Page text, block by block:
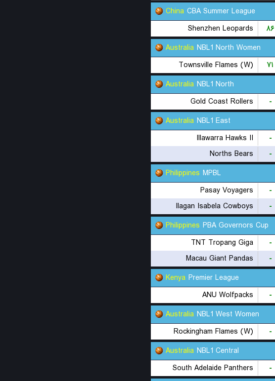
China CBA Summer League
Shenzhen Leopards
۸۶
Australia NBL1 North Women
Townsville Flames (W)
۷۱
Australia NBL1 North
Gold Coast Rollers
-
Australia NBL1 East
Illawarra Hawks II
-
Norths Bears
-
Philippines MPBL
Pasay Voyagers
-
Ilagan Isabela Cowboys
-
Philippines PBA Governors Cup
TNT Tropang Giga
-
Macau Giant Pandas
-
Kenya Premier League
ANU Wolfpacks
-
Australia NBL1 West Women
Rockingham Flames (W)
-
Australia NBL1 Central
South Adelaide Panthers
-